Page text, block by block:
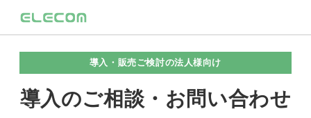
導入・販売ご検討の法人様向け
導入のご相談・お問い合わせ